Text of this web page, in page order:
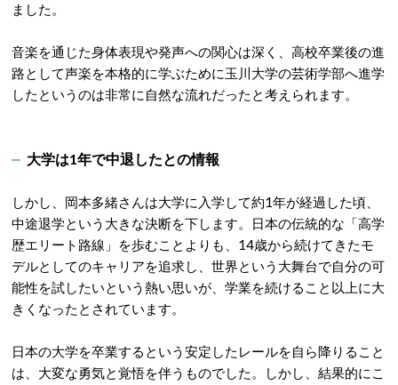
ました 。
音楽を通じた身体表現や発声への関心は深く、高校卒業後の進
路として声楽を本格的に学ぶために玉川大学の芸術学部へ進学
したというのは非常に自然な流れだったと考えられます。
大学は1年で中退したとの情報
しかし、岡本多緒さんは大学に入学して約1年が経過した頃、
中途退学という大きな決断を下します。日本の伝統的な「高学
歴エリート路線」を歩むことよりも、14歳から続けてきたモ
デルとしてのキャリアを追求し、世界という大舞台で自分の可
能性を試したいという熱い思いが、学業を続けること以上に大
きくなったとされています。
日本の大学を卒業するという安定したレールを自ら降りること
は、大変な勇気と覚悟を伴うものでした。しかし、結果的にこ